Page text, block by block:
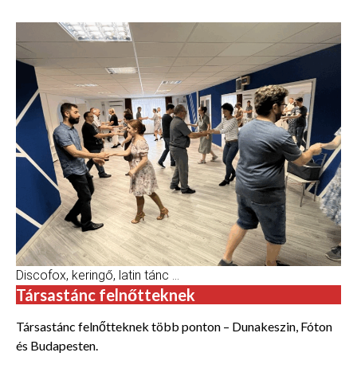
Discofox, keringő, latin tánc …
Társastánc felnőtteknek
Társastánc felnőtteknek több ponton – Dunakeszin, Fóton
és Budapesten.